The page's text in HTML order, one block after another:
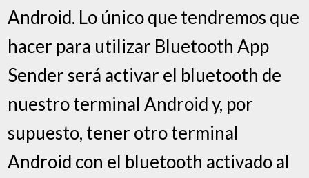
Android. Lo único que tendremos que
hacer para utilizar Bluetooth App
Sender será activar el bluetooth de
nuestro terminal Android y, por
supuesto, tener otro terminal
Android con el bluetooth activado al